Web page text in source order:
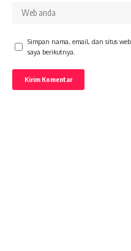
Simpan nama, email, dan situs
saya berikutnya.